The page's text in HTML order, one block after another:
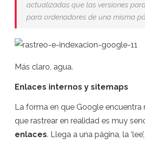
actualizadas que las versiones
para ordenadores de una misma
Más claro, agua.
Enlaces internos y sitemaps
La forma en que Google encuentra
que rastrear en realidad es muy
enlaces. Llega a una página, la